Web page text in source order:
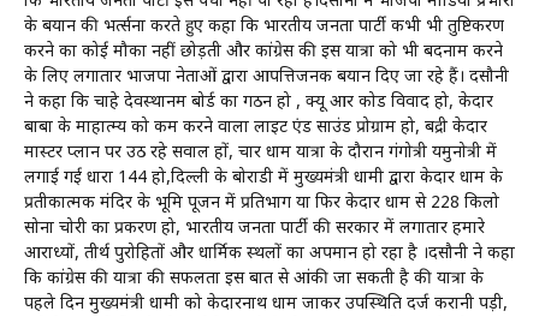
के बयान की भर्त्सना करते हुए कहा कि भारतीय जनता पार्टी कभी भी तुष्टिकरण
करने का कोई मौका नहीं छोड़ती और कांग्रेस की इस यात्रा को भी बदनाम करने
के लिए लगातार भाजपा नेताओं द्वारा आपत्तिजनक बयान दिए जा रहे हैं। दसौनी
ने कहा कि चाहे देवस्थानम बोर्ड का गठन हो , क्यू आर कोड विवाद हो, केदार
बाबा के माहात्म्य को कम करने वाला लाइट एंड साउंड प्रोग्राम हो, बद्री केदार
मास्टर प्लान पर उठ रहे सवाल हों, चार धाम यात्रा के दौरान गंगोत्री यमुनोत्री में
लगाई गई धारा 144 हो,दिल्ली के बोराडी में मुख्यमंत्री धामी द्वारा केदार धाम के
प्रतीकात्मक मंदिर के भूमि पूजन में प्रतिभाग या फिर केदार धाम से 228 किलो
सोना चोरी का प्रकरण हो, भारतीय जनता पार्टी की सरकार में लगातार हमारे
आराध्यों, तीर्थ पुरोहितों और धार्मिक स्थलों का अपमान हो रहा है ।दसौनी ने कहा
कि कांग्रेस की यात्रा की सफलता इस बात से आंकी जा सकती है की यात्रा के
पहले दिन मुख्यमंत्री धामी को केदारनाथ धाम जाकर उपस्थिति दर्ज करानी पड़ी,